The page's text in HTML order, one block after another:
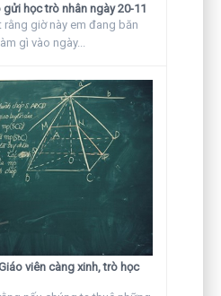
học trò nhân ngày 20-11
giờ này em đang băn
gì vào ngày...
viên càng xinh, trò học